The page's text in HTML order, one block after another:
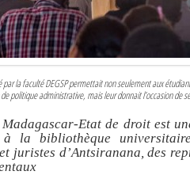
par la faculté DEGSP permettait non seulement aux
politique administrative, mais leur donnait l’occasion de
Etat de droit est
à la bibliothèque
juristes d’Antsiranana, des